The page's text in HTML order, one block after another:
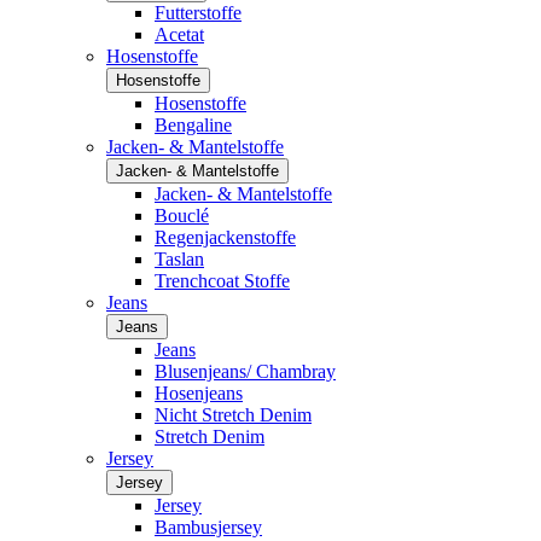
Futterstoffe
Acetat
Hosenstoffe
Hosenstoffe
Hosenstoffe
Bengaline
Jacken- & Mantelstoffe
Jacken- & Mantelstoffe
Jacken- & Mantelstoffe
Bouclé
Regenjackenstoffe
Taslan
Trenchcoat Stoffe
Jeans
Jeans
Jeans
Blusenjeans/ Chambray
Hosenjeans
Nicht Stretch Denim
Stretch Denim
Jersey
Jersey
Jersey
Bambusjersey